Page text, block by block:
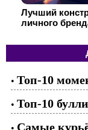
Лучший
личного
• Топ-10
• Топ-10
• Самые